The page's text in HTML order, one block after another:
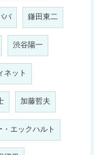
バ 鎌田東二
渋谷陽一
ネット
加藤哲夫
エックハルト